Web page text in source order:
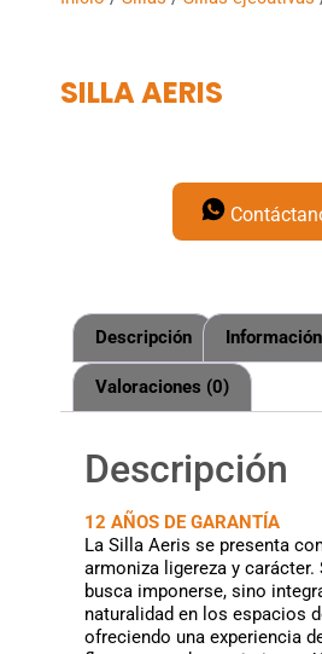
SILLA AERIS
Descripción
Valoraciones (0)
Descripción
12 AÑOS DE GARANTÍA
La Silla Aeris se presenta
armoniza ligereza y carácter.
busca imponerse, sino
naturalidad en los espacios
ofreciendo una experiencia